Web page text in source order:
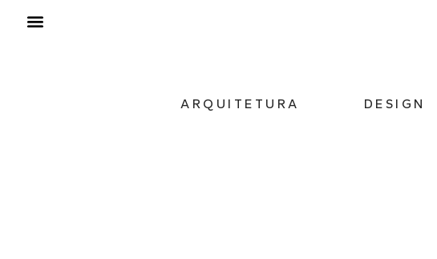
ARQUITETURA DESIGN